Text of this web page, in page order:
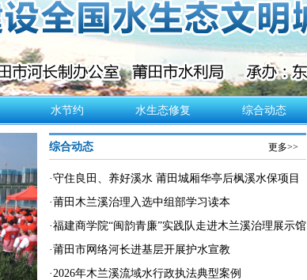
水节约 水生态修复 综合动态
更多>>
综合动态
·守住良田、养好溪水 莆田城厢华亭后枫溪水保项目
加紧施工
·莆田木兰溪治理入选中组部学习读本
·福建商学院“闽韵青廉”实践队走进木兰溪治理展示馆
·莆田市网络河长进基层开展护水宣教
·2026年木兰溪流域水行政执法典型案例